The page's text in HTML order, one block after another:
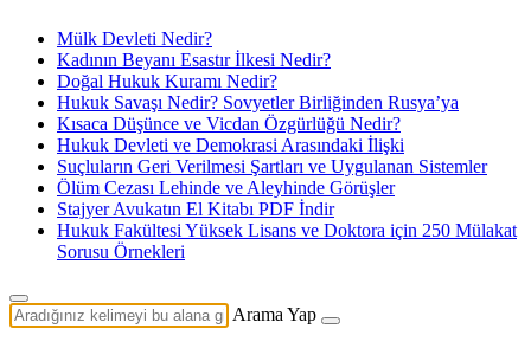
Mülk Devleti Nedir?
Kadının Beyanı Esastır İlkesi Nedir?
Doğal Hukuk Kuramı Nedir?
Hukuk Savaşı Nedir? Sovyetler Birliğinden Rusya’ya
Kısaca Düşünce ve Vicdan Özgürlüğü Nedir?
Hukuk Devleti ve Demokrasi Arasındaki İlişki
Suçluların Geri Verilmesi Şartları ve Uygulanan Sistemler
Ölüm Cezası Lehinde ve Aleyhinde Görüşler
Stajyer Avukatın El Kitabı PDF İndir
Hukuk Fakültesi Yüksek Lisans ve Doktora için 250 Mülakat
Sorusu Örnekleri
Arama Yap